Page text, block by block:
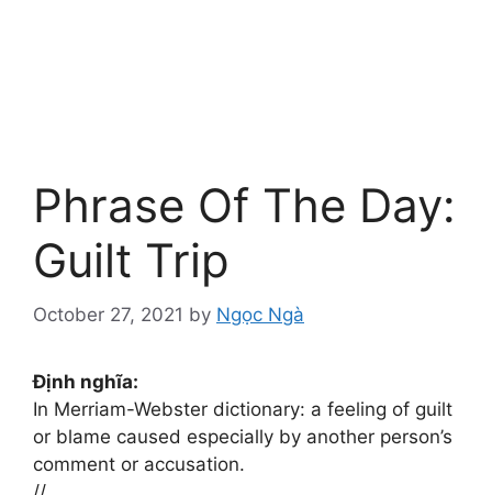
Phrase Of The Day:
Guilt Trip
October 27, 2021 by Ngọc Ngà
Định nghĩa:
In Merriam-Webster dictionary: a feeling of guilt
or blame caused especially by another person’s
comment or accusation.